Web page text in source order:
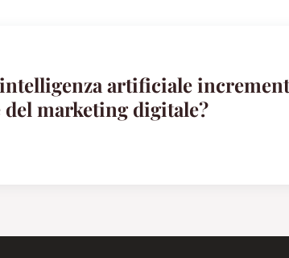
artificiale
marketing digitale?